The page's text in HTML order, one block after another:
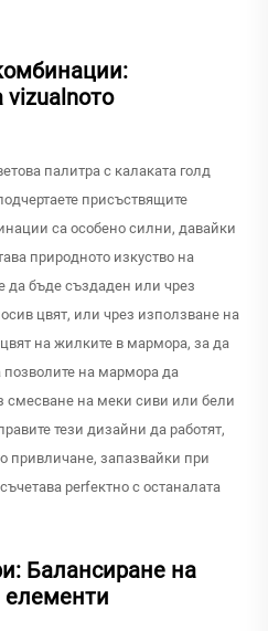
палитра с калаката голд
присъствящите
са особено силни, давайки
природното изкуство на
да бъде създаден или чрез
цвят, или чрез използване на
на жилките в мармора, за да
позволите на мармора да
смесване на меки сиви или бели
тези дизайни да работят,
привличане, запазвайки при
perfектно с останалата
Балансиране на
елементи